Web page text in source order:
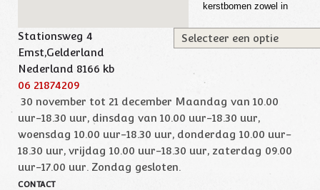
Stationsweg 4
Emst,Gelderland
Nederland 8166 kb
06 21874209
30 november tot 21 december Maandag van 10.00
uur-18.30 uur, dinsdag van 10.00 uur-18.30 uur,
woensdag 10.00 uur-18.30 uur, donderdag 10.00 uur-
18.30 uur, vrijdag 10.00 uur-18.30 uur, zaterdag 09.00
uur-17.00 uur. Zondag gesloten.
CONTACT
kerstbomen zowel in